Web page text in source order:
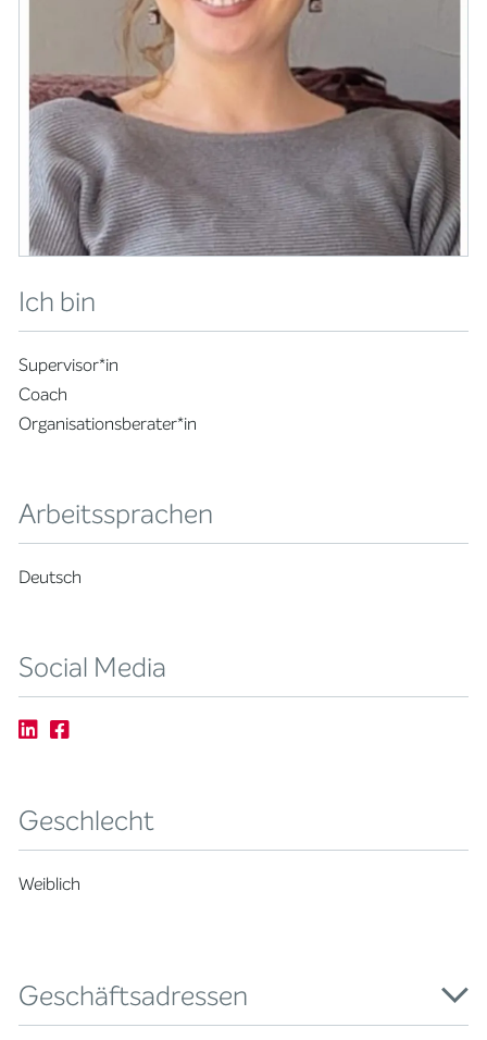
Ich bin
Supervisor*in
Coach
Organisationsberater*in
Arbeitssprachen
Deutsch
Social Media
Geschlecht
Weiblich
Geschäftsadressen